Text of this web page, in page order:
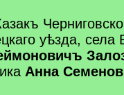
уѣзда, села
Анна